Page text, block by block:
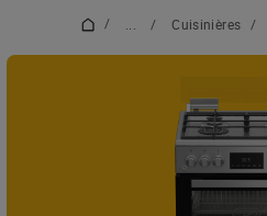
/ / Cuisinières /